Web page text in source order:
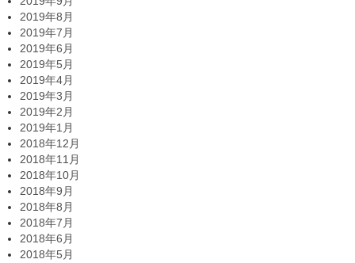
2019年8月
2019年7月
2019年6月
2019年5月
2019年4月
2019年3月
2019年2月
2019年1月
2018年12月
2018年11月
2018年10月
2018年9月
2018年8月
2018年7月
2018年6月
2018年5月